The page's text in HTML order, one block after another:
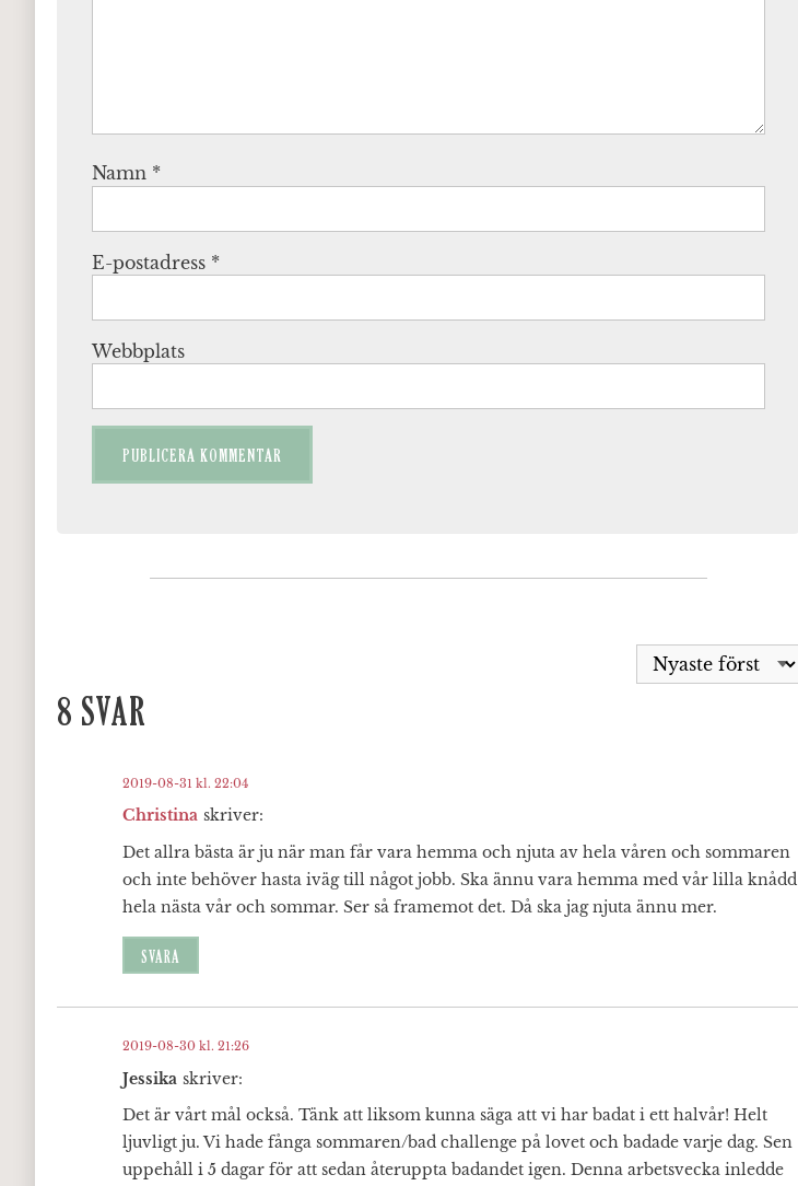
Namn *
E-postadress *
Webbplats
8 SVAR
Christina skriver:
2019-08-31 kl. 22:04
Det allra bästa är ju när man får vara hemma och njuta av hela våren och sommaren
och inte behöver hasta iväg till något jobb. Ska ännu vara hemma med vår lilla knådd
hela nästa vår och sommar. Ser så framemot det. Då ska jag njuta ännu mer.
SVARA
Jessika skriver:
2019-08-30 kl. 21:26
Det är vårt mål också. Tänk att liksom kunna säga att vi har badat i ett halvår! Helt
ljuvligt ju. Vi hade fånga sommaren/bad challenge på lovet och badade varje dag. Sen
uppehåll i 5 dagar för att sedan återuppta badandet igen. Denna arbetsvecka inledde